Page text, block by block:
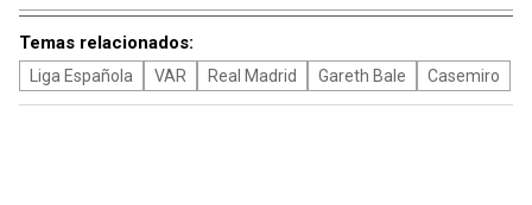
Temas relacionados:
Liga Española VAR Real Madrid Gareth Bale Casemiro